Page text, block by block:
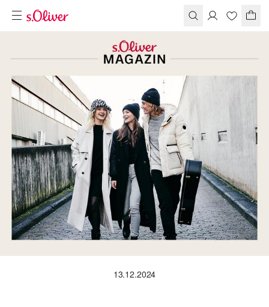
13.12.2024